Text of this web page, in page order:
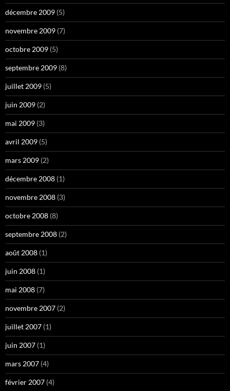
décembre 2009 (5)
novembre 2009 (7)
octobre 2009 (5)
septembre 2009 (8)
juillet 2009 (5)
juin 2009 (2)
mai 2009 (3)
avril 2009 (5)
mars 2009 (2)
décembre 2008 (1)
novembre 2008 (3)
octobre 2008 (8)
septembre 2008 (2)
août 2008 (1)
juin 2008 (1)
mai 2008 (7)
novembre 2007 (2)
juillet 2007 (1)
juin 2007 (1)
mars 2007 (4)
février 2007 (4)